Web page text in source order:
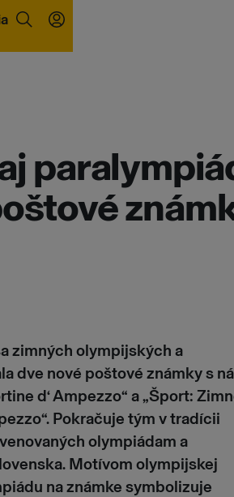
zimných olympijských a
dve nové poštové známky s
d‘ Ampezzo“ a „Šport:
Pokračuje tým v tradícii
olympiádam a
Motívom olympijskej
na známke symbolizuje